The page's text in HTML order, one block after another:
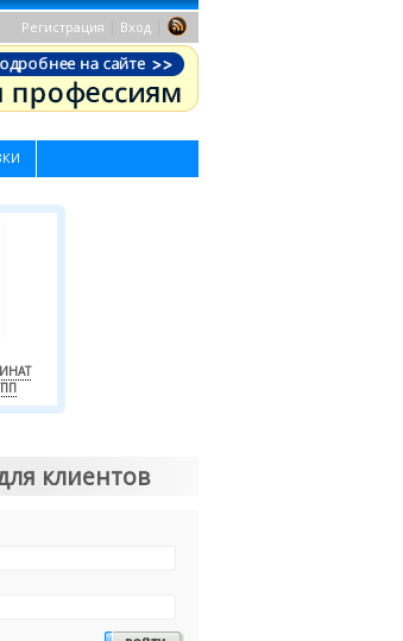
Регистрация Вход
клиентов